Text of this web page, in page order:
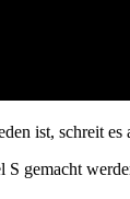
ist, schreit
gemacht